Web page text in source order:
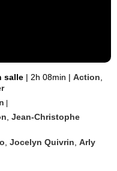
salle | 2h 08min | Action
|
,Jean-Christophe
,Jocelyn Quivrin ,Arly